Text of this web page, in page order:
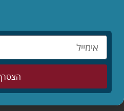
לקריאת המאמר »
המדריך השלם: איך להרוס זוגיות
לקריאת המאמר »